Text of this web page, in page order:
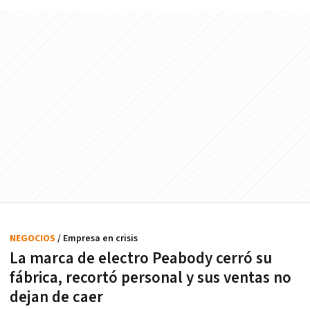
La marca de electro Peabody cerró su
fábrica, recortó personal y sus ventas no
dejan de caer
NEGOCIOS / Empresa en crisis